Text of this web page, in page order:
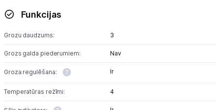
Funkcijas
Grozu daudzums: 3
Grozs galda piederumiem: Nav
Groza regulēšana: Ir
Temperatūras režīmi: 4